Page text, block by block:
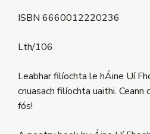
ISBN 6660012220236
Lth/106
Leabhar filíochta le hÁine Uí
cnuasach filíochta uaithi. Ceann
fós!